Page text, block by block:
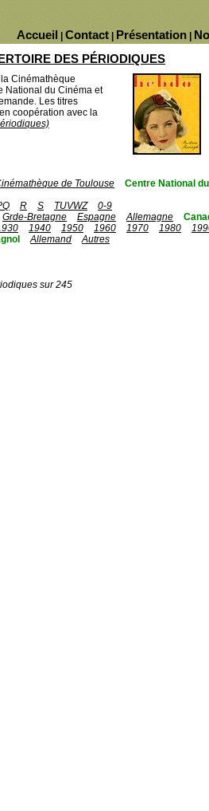
Présentation
Contact
Accueil
DES PÉRIODIQUES
Cinémathèque
National du Cinéma et
Les titres
coopération avec la
de Toulouse
Centre National
R S TUVWZ
0-9
Grde-Bretagne Espagne Allemagne
1940 1950 1960 1970 1980
Allemand
Autres
sur 245